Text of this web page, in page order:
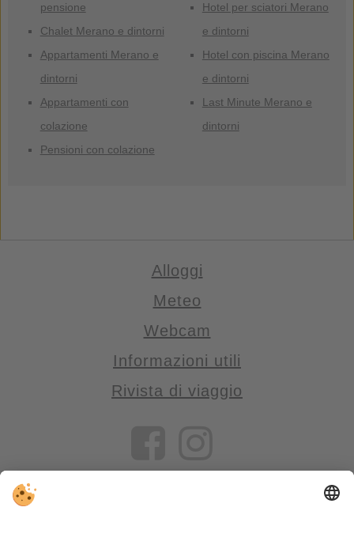
pensione
Chalet Merano e dintorni
Appartamenti Merano e
dintorni
Appartamenti con
colazione
Pensioni con colazione
Hotel per sciatori Merano
e dintorni
Hotel con piscina Merano
e dintorni
Last Minute Merano e
dintorni
Alloggi
Meteo
Webcam
Informazioni utili
Rivista di viaggio